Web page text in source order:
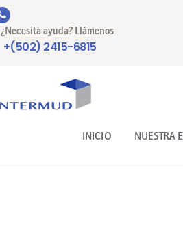
¿Necesita ayuda? Llámenos
+(502) 2415-6815
INICIO NUESTRA